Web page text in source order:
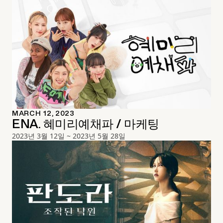
MARCH 12, 2023
ENA. 혜미리예채파 / 마케팅
2023년 3월 12일 ~ 2023년 5월 28일